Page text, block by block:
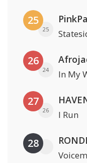
25
25
26
24 In My
27
26 I Run
28